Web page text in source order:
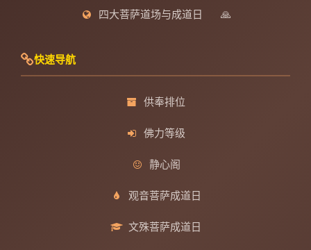
四大菩萨道场与成道日 🙏
快速导航
供奉排位
佛力等级
静心阁
观音菩萨成道日
文殊菩萨成道日